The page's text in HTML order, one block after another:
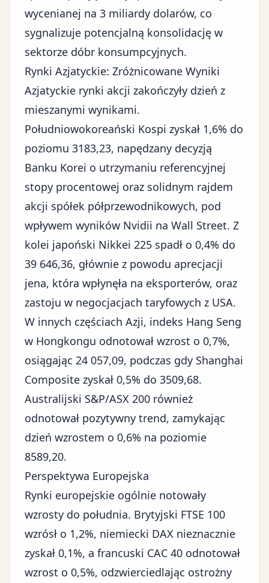
wycenianej na 3 miliardy dolarów, co
sygnalizuje potencjalną konsolidację w
sektorze dóbr konsumpcyjnych.
Rynki Azjatyckie: Zróżnicowane Wyniki
Azjatyckie rynki akcji zakończyły dzień z
mieszanymi wynikami.
Południowokoreański Kospi zyskał 1,6% do
poziomu 3183,23, napędzany decyzją
Banku Korei o utrzymaniu referencyjnej
stopy procentowej oraz solidnym rajdem
akcji spółek półprzewodnikowych, pod
wpływem wyników Nvidii na Wall Street. Z
kolei japoński Nikkei 225 spadł o 0,4% do
39 646,36, głównie z powodu aprecjacji
jena, która wpłynęła na eksporterów, oraz
zastoju w negocjacjach taryfowych z USA.
W innych częściach Azji, indeks Hang Seng
w Hongkongu odnotował wzrost o 0,7%,
osiągając 24 057,09, podczas gdy Shanghai
Composite zyskał 0,5% do 3509,68.
Australijski S&P/ASX 200 również
odnotował pozytywny trend, zamykając
dzień wzrostem o 0,6% na poziomie
8589,20.
Perspektywa Europejska
Rynki europejskie ogólnie notowały
wzrosty do południa. Brytyjski FTSE 100
wzrósł o 1,2%, niemiecki DAX nieznacznie
zyskał 0,1%, a francuski CAC 40 odnotował
wzrost o 0,5%, odzwierciedlając ostrożny